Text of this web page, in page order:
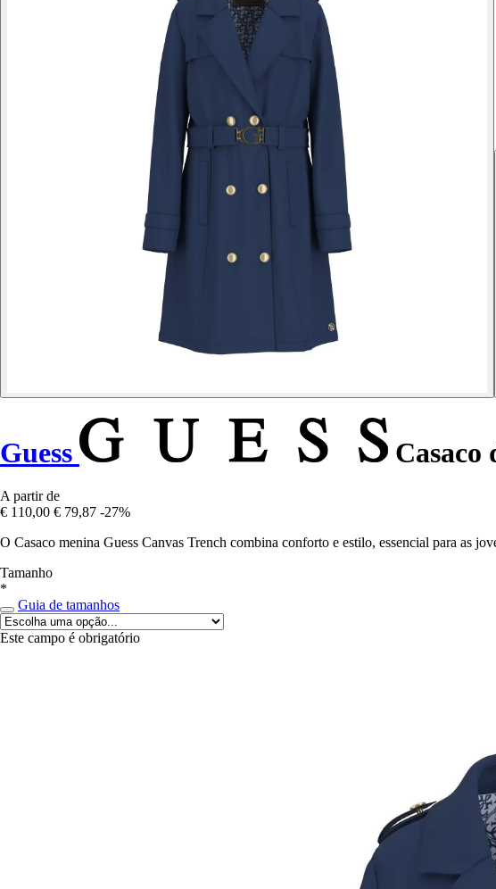
Guess Casaco
A partir de
€ 110,00 € 79,87 -27%
O Casaco menina Guess Canvas Trench combina conforto e estilo, essencial para as
Tamanho
*
Guia de tamanhos
Este campo é obrigatório